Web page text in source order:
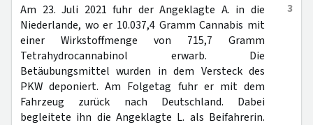
3
Am 23. Juli 2021 fuhr der Angeklagte A. in die
Niederlande, wo er 10.037,4 Gramm Cannabis mit
einer Wirkstoffmenge von 715,7 Gramm
Tetrahydrocannabinol erwarb. Die
Betäubungsmittel wurden in dem Versteck des
PKW deponiert. Am Folgetag fuhr er mit dem
Fahrzeug zurück nach Deutschland. Dabei
begleitete ihn die Angeklagte L. als Beifahrerin.